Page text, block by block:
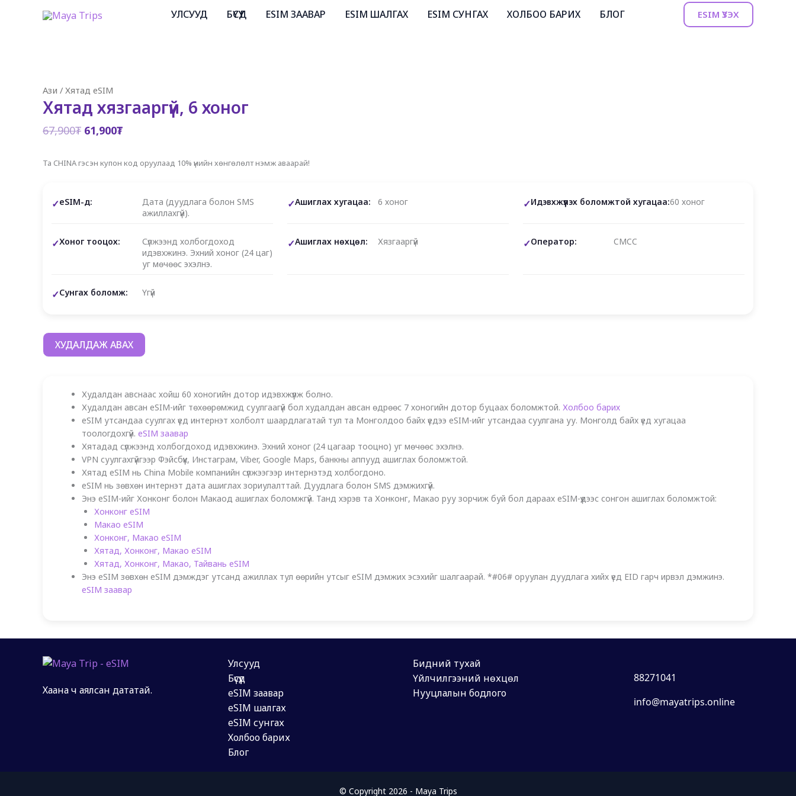
УЛСУУД БҮСҮҮД ESIM ЗААВАР ESIM ШАЛГАХ ESIM СУНГАХ ХОЛБОО БАРИХ БЛОГ ESIM ҮЗЭХ
Ази / Хятад eSIM
Хятад хязгааргүй, 6 хоног
67,900₮ Original
was:
61,900₮Current
is:
Та CHINA гэсэн купон код оруулаад 10% үнийн хөнгөлөлт нэмж аваарай!
eSIM-д:
Дата (дуудлага болон SMS
ажиллахгүй).
Ашиглах хугацаа: 6 хоног Идэвхжүүлэх боломжтой хугацаа:60 хоног
Хоног тооцох:
Сүлжээнд холбогдоход
идэвхжинэ. Эхний хоног (24 цаг)
уг мөчөөс эхэлнэ.
Ашиглах нөхцөл: Хязгааргүй Оператор: CMCC
Сунгах боломж: Үгүй
ХУДАЛДАЖ АВАХ
Худалдан авснаас хойш 60 хоногийн дотор идэвхжүүлж болно.
Худалдан авсан eSIM-ийг төхөөрөмжид суулгаагүй бол худалдан авсан өдрөөс 7 хоногийн дотор буцаах боломжтой. Холбоо барих
eSIM утсандаа суулгах үед интернэт холболт шаардлагатай тул та Монголдоо байх үедээ eSIM-ийг утсандаа суулгана уу. Монголд байх үед хугацаа
тоологдохгүй. eSIM заавар
Хятадад сүлжээнд холбогдоход идэвхжинэ. Эхний хоног (24 цагаар тооцно) уг мөчөөс эхэлнэ.
VPN суулгахгүйгээр Фэйсбүүк, Инстаграм, Viber, Google Maps, банкны аппууд ашиглах боломжтой.
Хятад eSIM нь China Mobile компанийн сүлжээгээр интернэтэд холбогдоно.
eSIM нь зөвхөн интернэт дата ашиглах зориулалттай. Дуудлага болон SMS дэмжихгүй.
Энэ eSIM-ийг Хонконг болон Макаод ашиглах боломжгүй. Танд хэрэв та Хонконг, Макао руу зорчиж буй бол дараах eSIM-үүдээс сонгон ашиглах боломжтой:
Хонконг eSIM
Макао eSIM
Хонконг, Макао eSIM
Хятад, Хонконг, Макао eSIM
Хятад, Хонконг, Макао, Тайвань eSIM
Энэ eSIM зөвхөн eSIM дэмждэг утсанд ажиллах тул өөрийн утсыг eSIM дэмжих эсэхийг шалгаарай. *#06# оруулан дуудлага хийх үед EID гарч ирвэл дэмжинэ.
eSIM заавар
Хаана ч аялсан дататай.
Улсууд
Бүсүүд
eSIM заавар
eSIM шалгах
eSIM сунгах
Холбоо барих
Блог
Бидний тухай
Үйлчилгээний нөхцөл
Нууцлалын бодлого
88271041
info@mayatrips.online
© Copyright 2026 - Maya Trips